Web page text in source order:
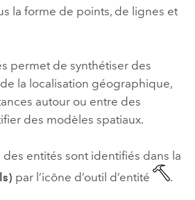
la forme de points, de lignes et
permet de synthétiser des
la localisation géographique,
autour ou entre des
des modèles spatiaux.
des entités sont identifiés dans la
par l’icône d’outil d’entité .